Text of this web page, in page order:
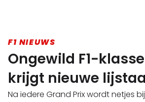
F1 NIEUWS
Ongewild F1-
krijgt nieuwe
Na iedere Grand Prix wordt netjes